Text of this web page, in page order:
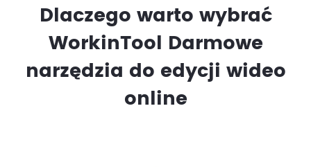
Dlaczego warto wybrać
WorkinTool Darmowe
narzędzia do edycji wideo
online